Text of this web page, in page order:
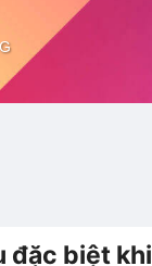
đặc biệt